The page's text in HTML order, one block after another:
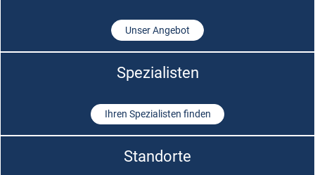
Unser Angebot
Spezialisten
Ihren Spezialisten finden
Standorte